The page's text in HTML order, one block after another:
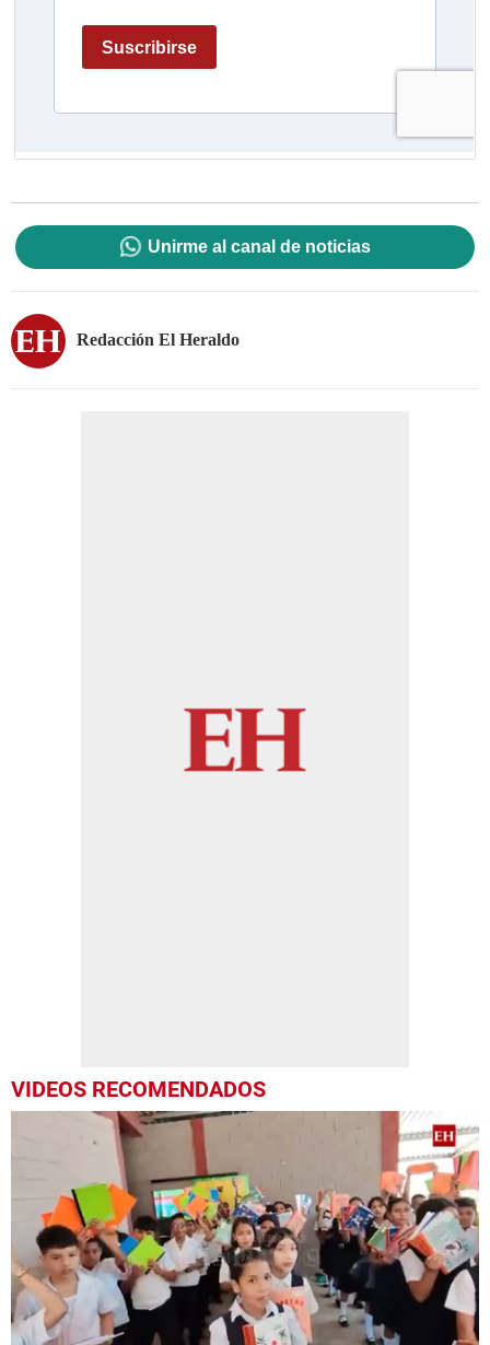
Unirme al canal de noticias
Redacción El Heraldo
VIDEOS RECOMENDADOS